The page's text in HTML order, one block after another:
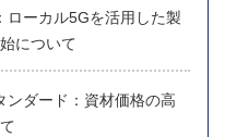
ローカル5Gを活用した製
について
ンダード：資材価格の高